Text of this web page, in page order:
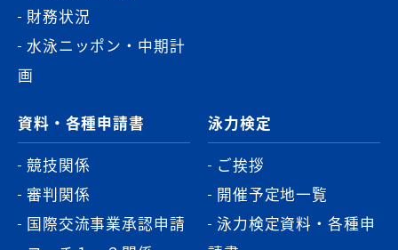
財務状況
水泳ニッポン・中期計
画
資料・各種申請書
競技関係
審判関係
国際交流事業承認申請
泳力検定
ご挨拶
開催予定地一覧
泳力検定資料・各種申